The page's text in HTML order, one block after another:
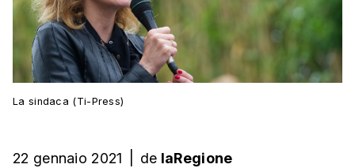
La sindaca (Ti-Press)
22 gennaio 2021 de laRegione